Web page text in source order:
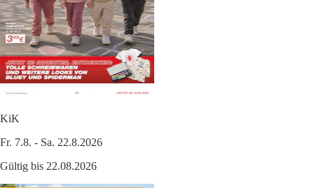
KiK
Fr. 7.8. - Sa. 22.8.2026
Gültig bis 22.08.2026